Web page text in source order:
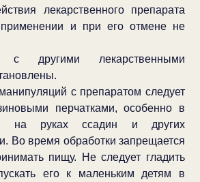
лекарственного препарата
и при его отмене не
с другими лекарственными
с препаратом следует
перчатками, особенно в
на руках ссадин и других
Во время обработки запрещается
пищу. Не следует гладить
его к маленьким детям в